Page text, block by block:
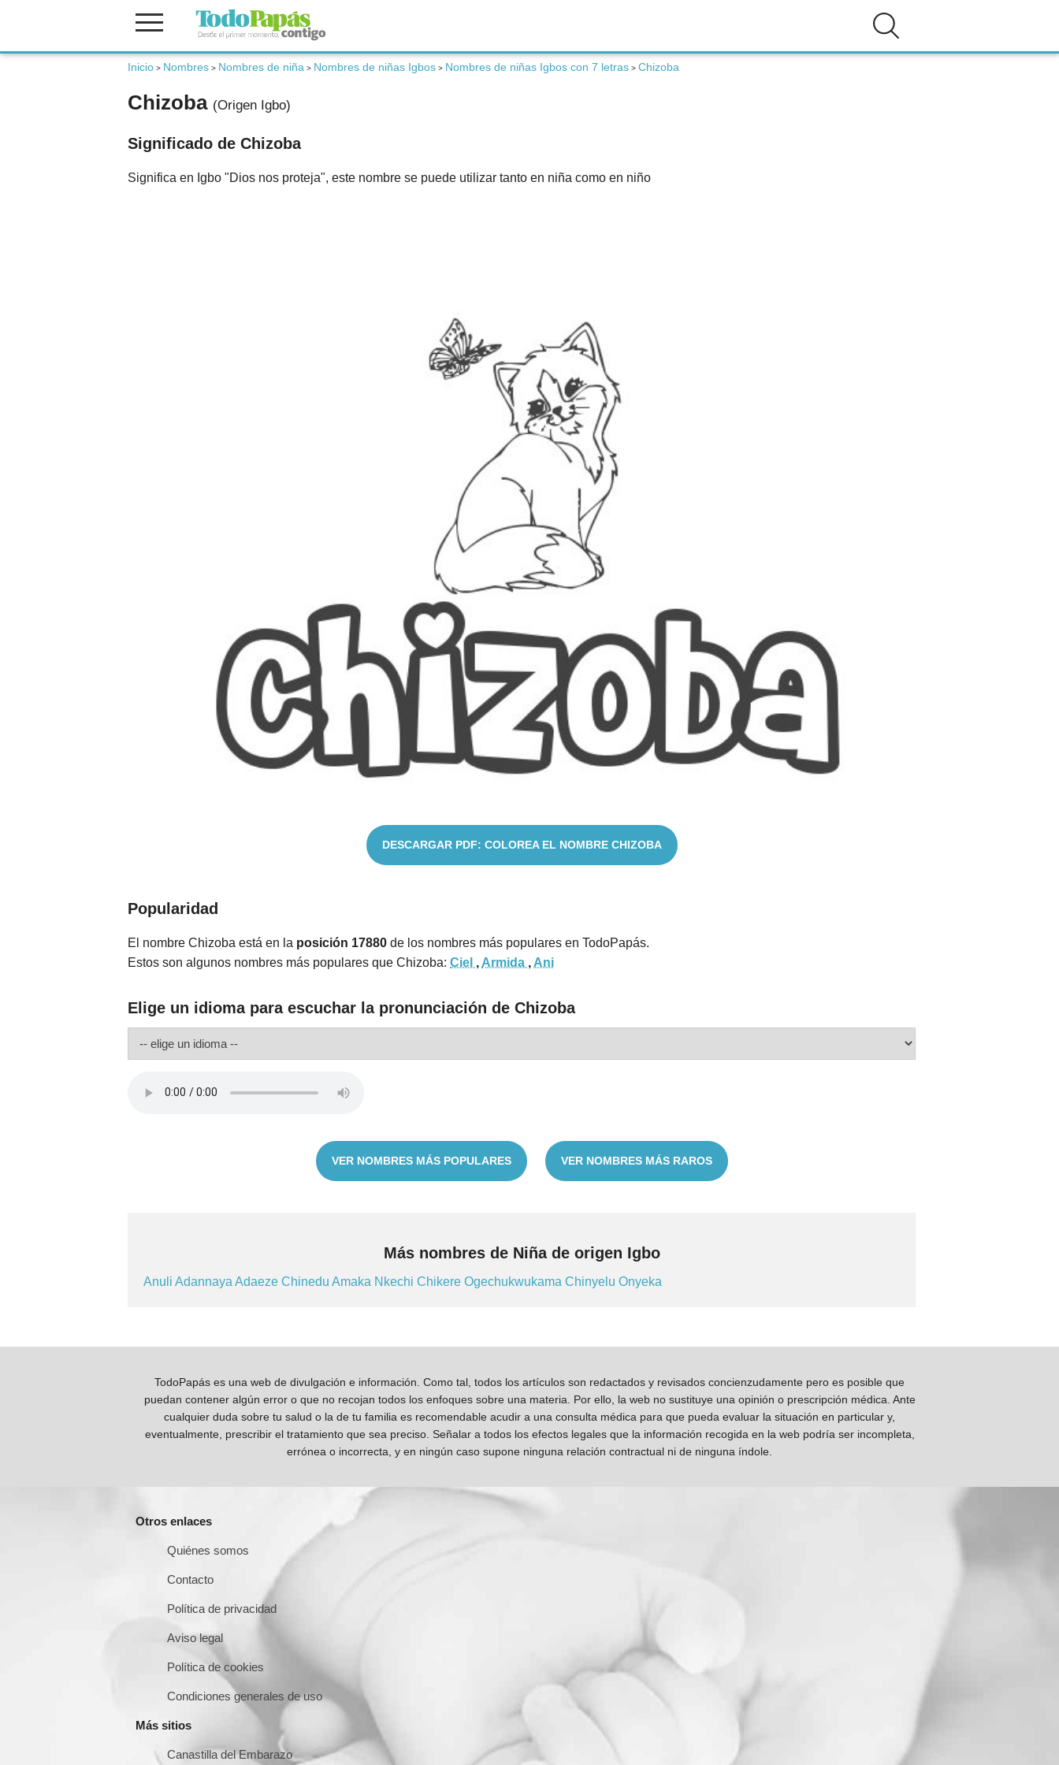
Inicio > Nombres > Nombres de niña > Nombres de niñas Igbos > Nombres de niñas Igbos con 7 letras > Chizoba
Chizoba (Origen Igbo)
Significado de Chizoba
Significa en Igbo "Dios nos proteja", este nombre se puede utilizar tanto en niña como en niño
DESCARGAR PDF: COLOREA EL NOMBRE CHIZOBA
Popularidad
El nombre Chizoba está en la posición 17880 de los nombres más populares en TodoPapás.
Estos son algunos nombres más populares que Chizoba: Ciel , Armida , Ani
Elige un idioma para escuchar la pronunciación de Chizoba
VER NOMBRES MÁS POPULARES VER NOMBRES MÁS RAROS
Más nombres de Niña de origen Igbo
Anuli Adannaya Adaeze Chinedu Amaka Nkechi Chikere Ogechukwukama Chinyelu Onyeka
TodoPapás es una web de divulgación e información. Como tal, todos los artículos son redactados y revisados concienzudamente pero es posible que
puedan contener algún error o que no recojan todos los enfoques sobre una materia. Por ello, la web no sustituye una opinión o prescripción médica. Ante
cualquier duda sobre tu salud o la de tu familia es recomendable acudir a una consulta médica para que pueda evaluar la situación en particular y,
eventualmente, prescribir el tratamiento que sea preciso. Señalar a todos los efectos legales que la información recogida en la web podría ser incompleta,
errónea o incorrecta, y en ningún caso supone ninguna relación contractual ni de ninguna índole.
Otros enlaces
Quiénes somos
Contacto
Política de privacidad
Aviso legal
Política de cookies
Condiciones generales de uso
Más sitios
Canastilla del Embarazo